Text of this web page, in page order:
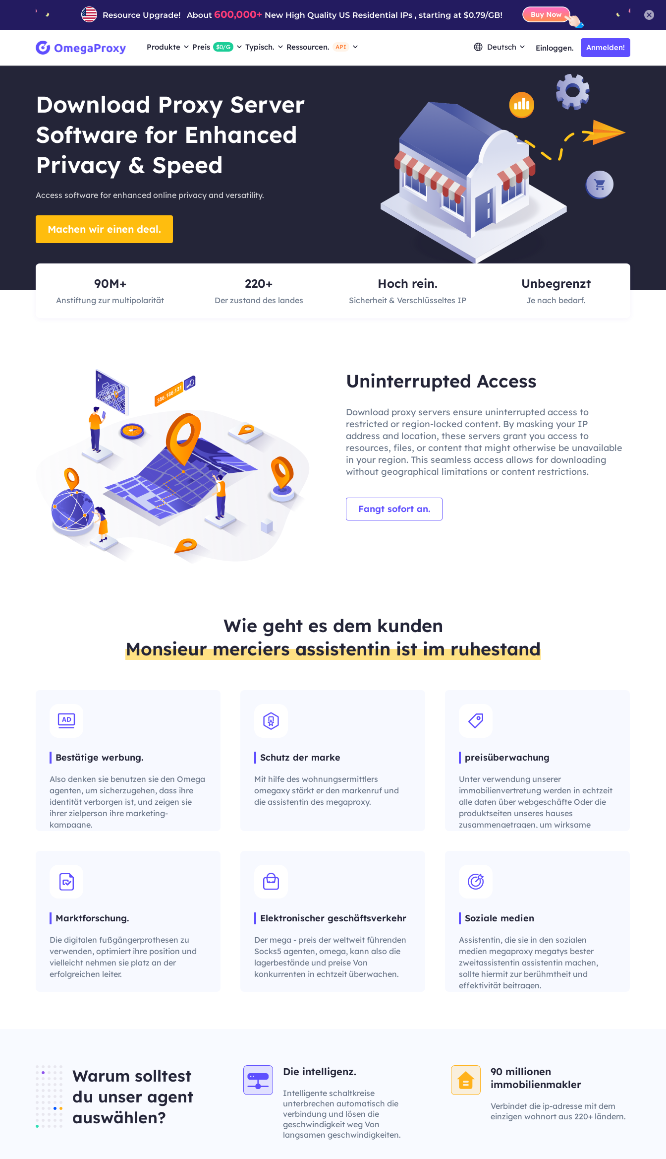
Produkte Preis $0/G Typisch. Ressourcen. API Deutsch Einloggen. Anmelden!
Download Proxy Server
Software for Enhanced
Privacy & Speed
Access software for enhanced online privacy and versatility.
Machen wir einen deal.
90M+
Anstiftung zur multipolarität
220+
Der zustand des landes
Hoch rein.
Sicherheit & Verschlüsseltes IP
Unbegrenzt
Je nach bedarf.
Uninterrupted Access
Download proxy servers ensure uninterrupted access to
restricted or region-locked content. By masking your IP
address and location, these servers grant you access to
resources, files, or content that might otherwise be unavailable
in your region. This seamless access allows for downloading
without geographical limitations or content restrictions.
Fangt sofort an.
Wie geht es dem kunden
Monsieur merciers assistentin ist im ruhestand
Bestätige werbung.
Also denken sie benutzen sie den Omega
agenten, um sicherzugehen, dass ihre
identität verborgen ist, und zeigen sie
ihrer zielperson ihre marketing-
kampagne.
Schutz der marke
Mit hilfe des wohnungsermittlers
omegaxy stärkt er den markenruf und
die assistentin des megaproxy.
preisüberwachung
Unter verwendung unserer
immobilienvertretung werden in echtzeit
alle daten über webgeschäfte Oder die
produktseiten unseres hauses
zusammengetragen, um wirksame
Marktforschung.
Die digitalen fußgängerprothesen zu
verwenden, optimiert ihre position und
vielleicht nehmen sie platz an der
erfolgreichen leiter.
Elektronischer geschäftsverkehr
Der mega - preis der weltweit führenden
Socks5 agenten, omega, kann also die
lagerbestände und preise Von
konkurrenten in echtzeit überwachen.
Soziale medien
Assistentin, die sie in den sozialen
medien megaproxy megatys bester
zweitassistentin assistentin machen,
sollte hiermit zur berühmtheit und
effektivität beitragen.
Warum solltest
du unser agent
auswählen?
Die intelligenz.
Intelligente schaltkreise
unterbrechen automatisch die
verbindung und lösen die
geschwindigkeit weg Von
langsamen geschwindigkeiten.
90 millionen
immobilienmakler
Verbindet die ip-adresse mit dem
einzigen wohnort aus 220+ ländern.